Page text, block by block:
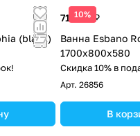
(black)
10%
71 400 ₽
Ванна Esbano
1700x800x580
Скидка 10% в
Арт. 26856
В